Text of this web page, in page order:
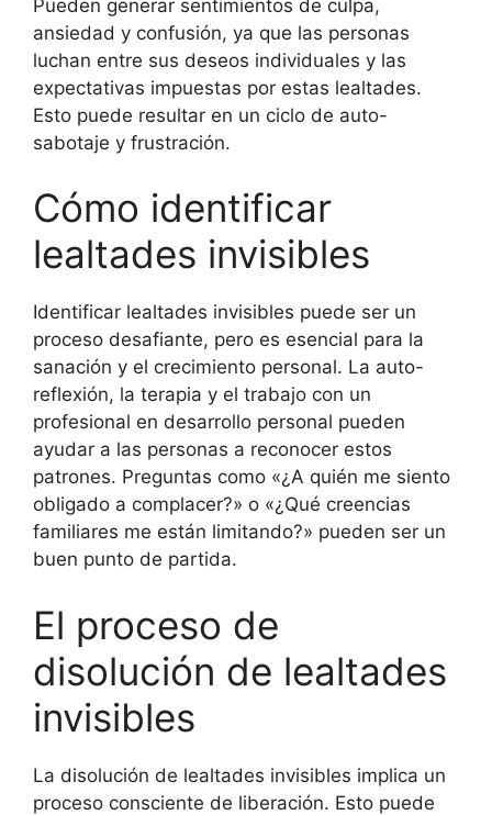
Pueden generar sentimientos de culpa,
ansiedad y confusión, ya que las personas
luchan entre sus deseos individuales y las
expectativas impuestas por estas lealtades.
Esto puede resultar en un ciclo de auto-
sabotaje y frustración.
Cómo identificar
lealtades invisibles
Identificar lealtades invisibles puede ser un
proceso desafiante, pero es esencial para la
sanación y el crecimiento personal. La auto-
reflexión, la terapia y el trabajo con un
profesional en desarrollo personal pueden
ayudar a las personas a reconocer estos
patrones. Preguntas como «¿A quién me siento
obligado a complacer?» o «¿Qué creencias
familiares me están limitando?» pueden ser un
buen punto de partida.
El proceso de
disolución de lealtades
invisibles
La disolución de lealtades invisibles implica un
proceso consciente de liberación. Esto puede